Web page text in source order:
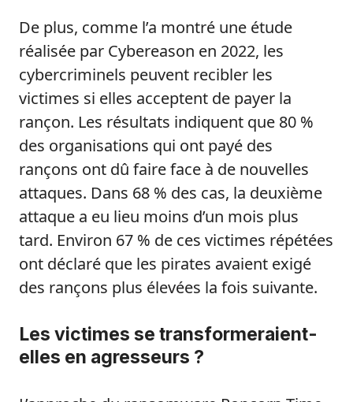
De plus, comme l’a montré une étude
réalisée par Cybereason en 2022, les
cybercriminels peuvent recibler les
victimes si elles acceptent de payer la
rançon. Les résultats indiquent que 80 %
des organisations qui ont payé des
rançons ont dû faire face à de nouvelles
attaques. Dans 68 % des cas, la deuxième
attaque a eu lieu moins d’un mois plus
tard. Environ 67 % de ces victimes répétées
ont déclaré que les pirates avaient exigé
des rançons plus élevées la fois suivante.
Les victimes se transformeraient-
elles en agresseurs ?